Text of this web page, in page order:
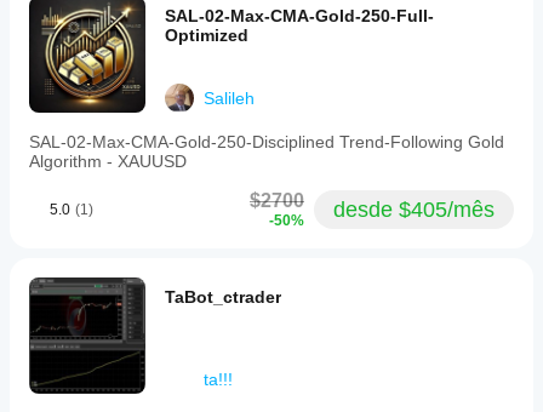
Técnica
Frequência
das
transações
Saldo mínimo
$1000
1%
Período
do
45 minutos
SAL-02-Max-CMA-Gold-250-Full-
Optimized
Salileh
SAL-02-Max-CMA-Gold-250-Disciplined Trend-Following Gold
Algorithm - XAUUSD
5.0 (1) $2700
-50% desde $405/mês
TaBot_ctrader
ta!!!